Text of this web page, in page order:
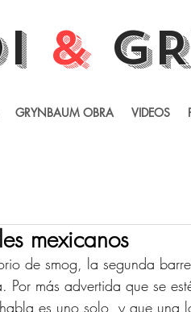
&
GRYNBAUM OBRA VIDEOS
mexicanos
de smog, la segunda
más advertida que se
es uno solo, y que una